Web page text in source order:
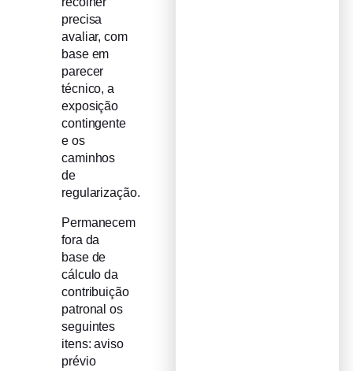
precisa
avaliar, com
base em
parecer
técnico, a
exposição
contingente
e os
caminhos
de
regularização.
Permanecem
fora da
base de
cálculo da
contribuição
patronal os
seguintes
itens: aviso
prévio